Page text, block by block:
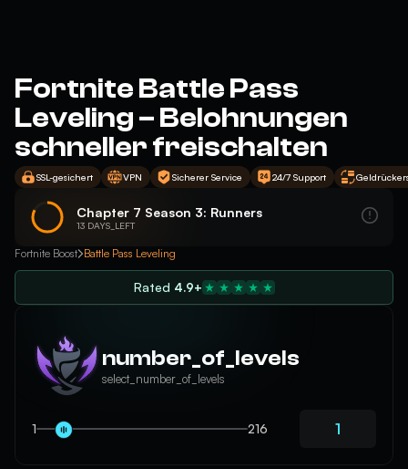
Fortnite Battle Pass
Leveling – Belohnungen
schneller freischalten
SSL-gesichert VPN Sicherer Service 24/7 Support
Chapter 7 Season 3: Runners
13 DAYS_LEFT
Fortnite Boost Battle Pass Leveling
Rated 4.9+
number_of_levels
select_number_of_levels
1 216